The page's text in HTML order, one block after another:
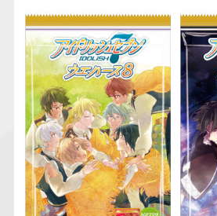
LINK TRAVELERS
仮面ライダーシリー
ズ
プリキュアシリーズ
ガンダムシリーズ
チョコボックス
キャラパキ
チョコサプ
にふぉるめーしょん
＆スクエアシール